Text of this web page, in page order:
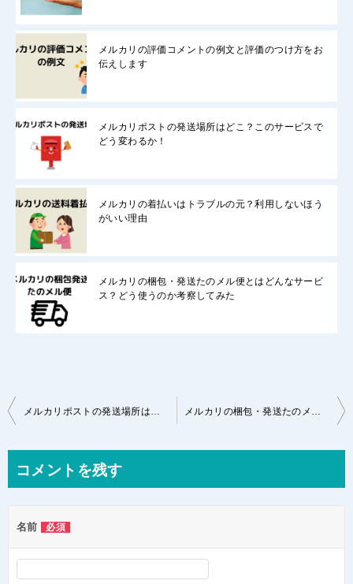
メルカリの評価コメントの例文と評価のつけ方をお
伝えします
メルカリポストの発送場所はどこ？このサービスで
どう変わるか！
メルカリの着払いはトラブルの元？利用しないほう
がいい理由
メルカリの梱包・発送たのメル便とはどんなサービ
ス？どう使うのか考察してみた
投
ビ
ー
シ
メルカリポストの発送場所はどこ？このサービスでどう変わるか！ メルカリの梱包・発送たのメル便とはどんなサービス？どう使うのか考察してみた
コメントを残す
名前 必須